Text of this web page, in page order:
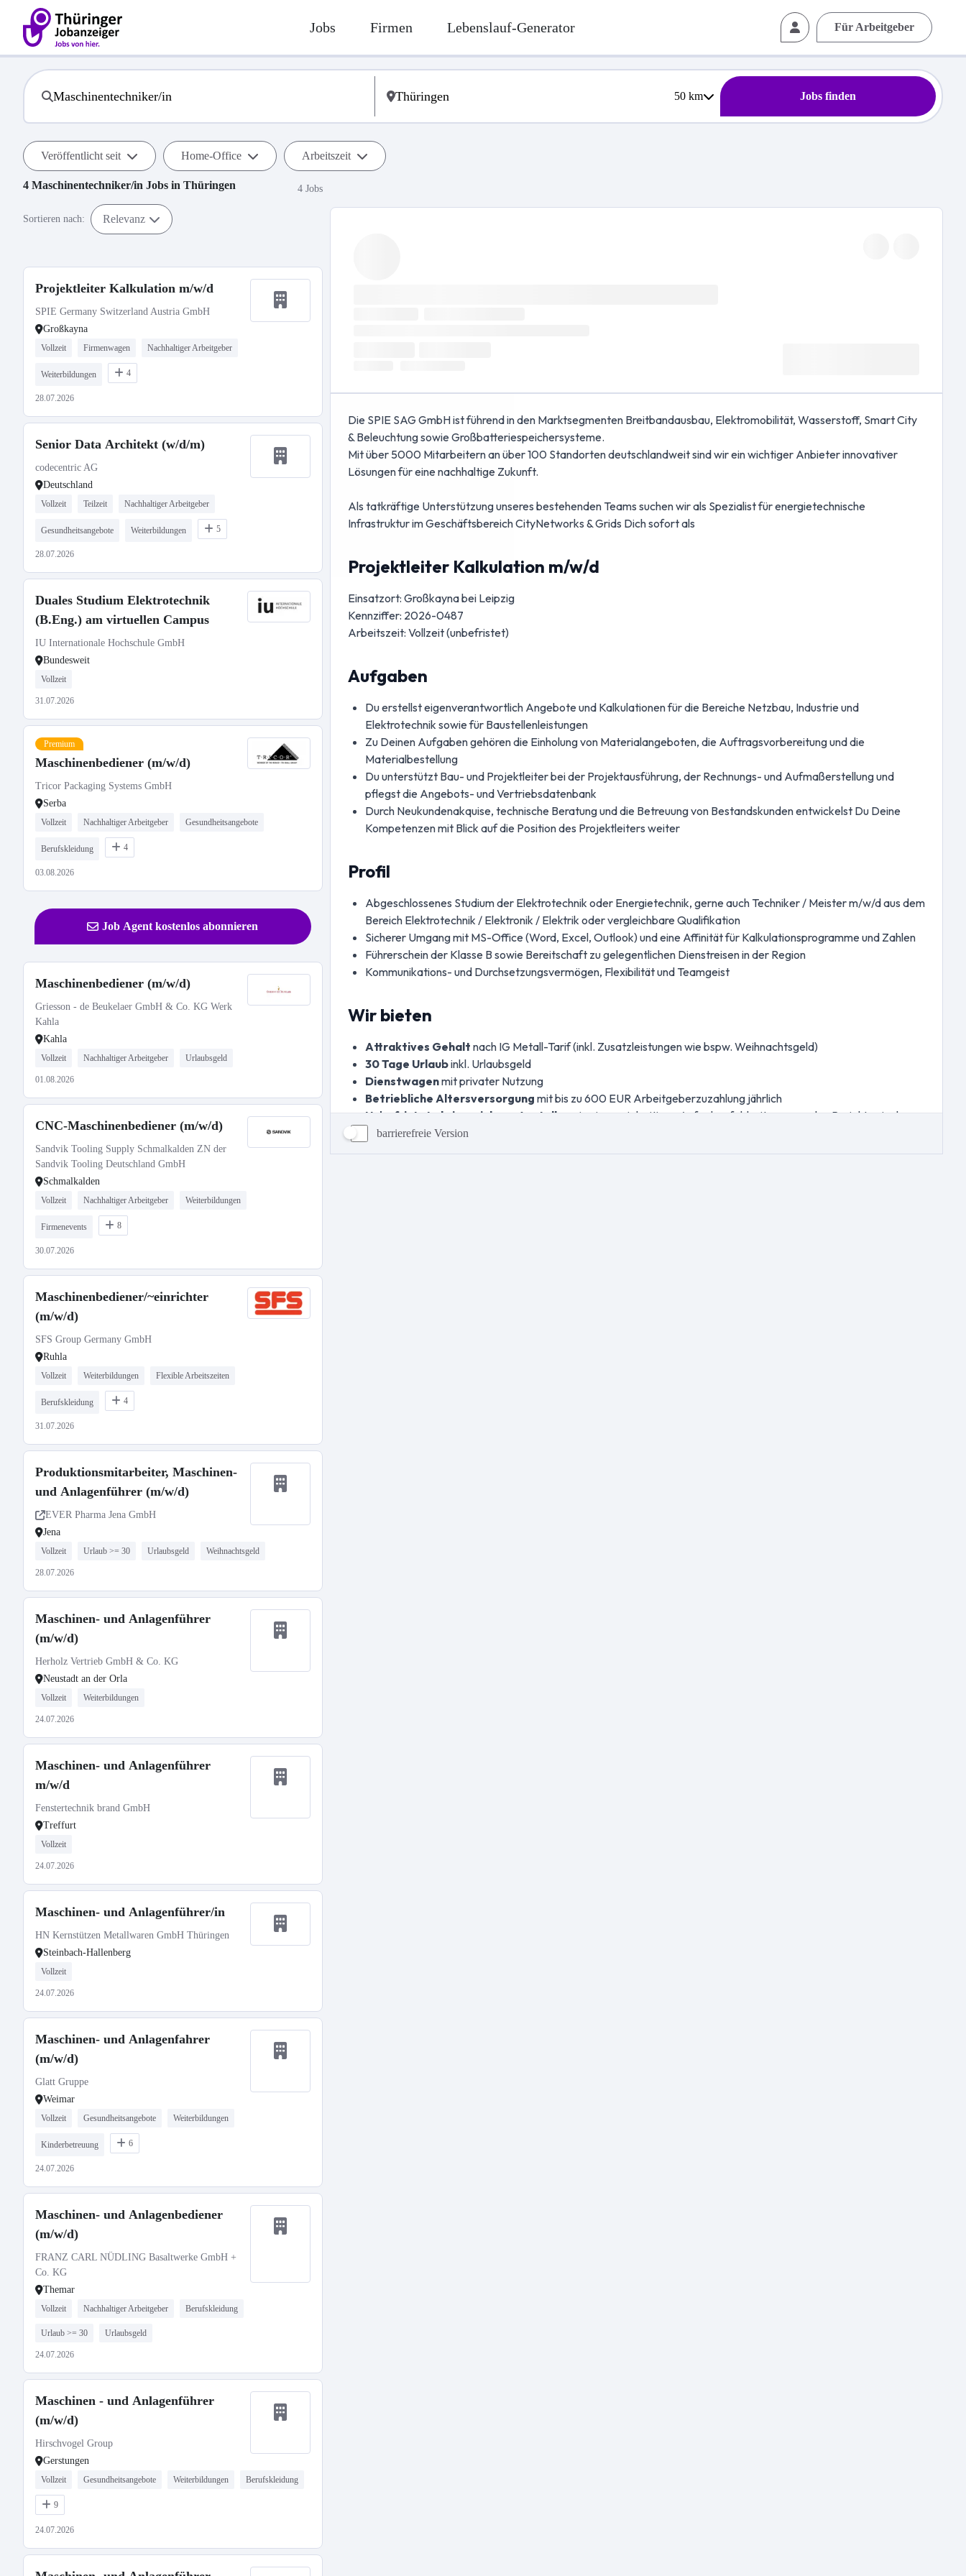
Jobs Firmen Lebenslauf-Generator Für Arbeitgeber
50km Jobs finden
Veröffentlicht seit Home-Office Arbeitszeit
4 Maschinentechniker/in Jobs in Thüringen 4 Jobs
Sortieren nach: Relevanz
Projektleiter Kalkulation m/w/d
SPIE Germany Switzerland Austria GmbH
Großkayna
Vollzeit Firmenwagen Nachhaltiger Arbeitgeber
Weiterbildungen 4
28.07.2026
Senior Data Architekt (w/d/m)
codecentric AG
Deutschland
Vollzeit Teilzeit Nachhaltiger Arbeitgeber
Gesundheitsangebote Weiterbildungen 5
28.07.2026
Duales Studium Elektrotechnik
(B.Eng.) am virtuellen Campus
IU Internationale Hochschule GmbH
Bundesweit
Vollzeit
31.07.2026
Premium
Maschinenbediener (m/w/d)
Tricor Packaging Systems GmbH
Serba
Vollzeit Nachhaltiger Arbeitgeber Gesundheitsangebote
Berufskleidung 4
03.08.2026
Job Agent kostenlos abonnieren
Maschinenbediener (m/w/d)
Griesson - de Beukelaer GmbH & Co. KG Werk
Kahla
Kahla
Vollzeit Nachhaltiger Arbeitgeber Urlaubsgeld
01.08.2026
CNC-Maschinenbediener (m/w/d)
Sandvik Tooling Supply Schmalkalden ZN der
Sandvik Tooling Deutschland GmbH
Schmalkalden
Vollzeit Nachhaltiger Arbeitgeber Weiterbildungen
Firmenevents 8
30.07.2026
Maschinenbediener/~einrichter
(m/w/d)
SFS Group Germany GmbH
Ruhla
Vollzeit Weiterbildungen Flexible Arbeitszeiten
Berufskleidung 4
31.07.2026
Produktionsmitarbeiter, Maschinen-
und Anlagenführer (m/w/d)
EVER Pharma Jena GmbH
Jena
Vollzeit Urlaub >= 30 Urlaubsgeld Weihnachtsgeld
28.07.2026
Maschinen- und Anlagenführer
(m/w/d)
Herholz Vertrieb GmbH & Co. KG
Neustadt an der Orla
Vollzeit Weiterbildungen
24.07.2026
Maschinen- und Anlagenführer
m/w/d
Fenstertechnik brand GmbH
Treffurt
Vollzeit
24.07.2026
Maschinen- und Anlagenführer/in
HN Kernstützen Metallwaren GmbH Thüringen
Steinbach-Hallenberg
Vollzeit
24.07.2026
Maschinen- und Anlagenfahrer
(m/w/d)
Glatt Gruppe
Weimar
Vollzeit Gesundheitsangebote Weiterbildungen
Kinderbetreuung 6
24.07.2026
Maschinen- und Anlagenbediener
(m/w/d)
FRANZ CARL NÜDLING Basaltwerke GmbH +
Co. KG
Themar
Vollzeit Nachhaltiger Arbeitgeber Berufskleidung
Urlaub >= 30 Urlaubsgeld
24.07.2026
Maschinen - und Anlagenführer
(m/w/d)
Hirschvogel Group
Gerstungen
Vollzeit Gesundheitsangebote Weiterbildungen Berufskleidung
9
24.07.2026
barrierefreie Version